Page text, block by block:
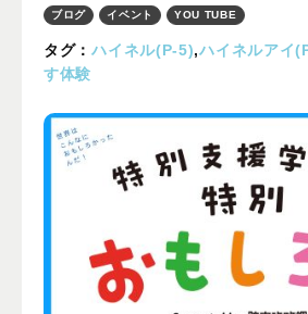
プライバシーポリシ
イベント
ブログ
メディア掲載
ユーザーコラム
ブログ イベント YOU TUBE
タグ：ハイネル(P-5),ハイネルアイ
す体験